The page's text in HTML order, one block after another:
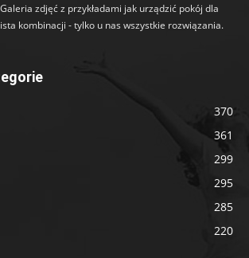
zdjęć z przykładami jak urządzić pokój dla
kombinacji - tylko u nas wszystkie rozwiązania.
370
361
299
295
285
220